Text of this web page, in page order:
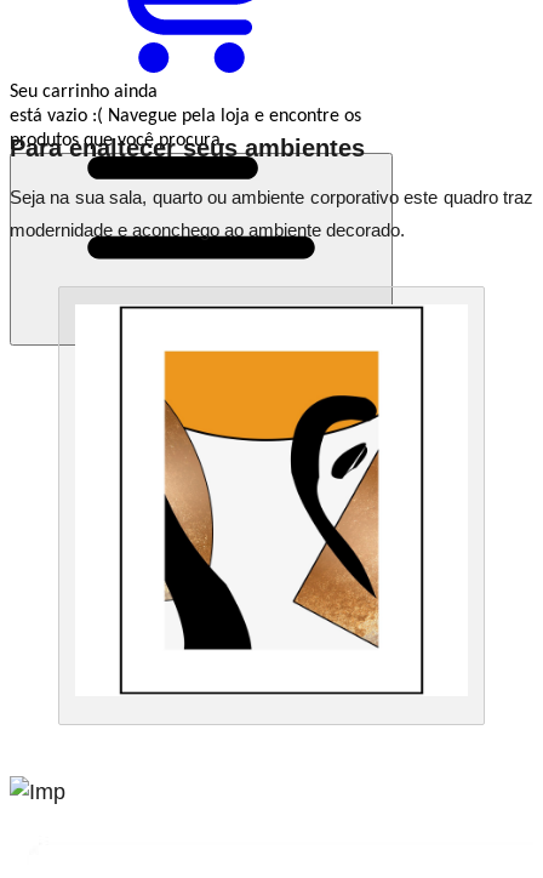
Seu carrinho ainda
está vazio :( Navegue pela loja e encontre os
produtos que você procura.
Para enaltecer seus ambientes
Seja na sua sala, quarto ou ambiente corporativo este quadro traz
modernidade e aconchego ao ambiente decorado.